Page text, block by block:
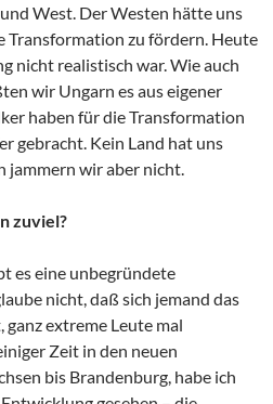
West. Der Westen hätte uns
Transformation zu fördern. Heute
nicht realistisch war. Wie auch
wir Ungarn es aus eigener
haben für die Transformation
gebracht. Kein Land hat uns
jammern wir aber nicht.
zuviel?
es eine unbegründete
nicht, daß sich jemand das
extreme Leute mal
Zeit in den neuen
bis Brandenburg, habe ich